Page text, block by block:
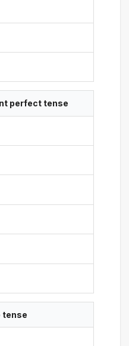
perfect tense
tense